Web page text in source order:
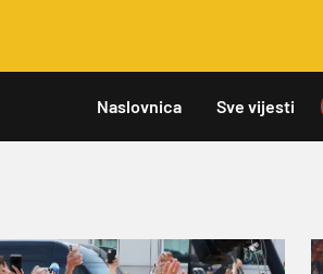
Naslovnica Sve vijesti